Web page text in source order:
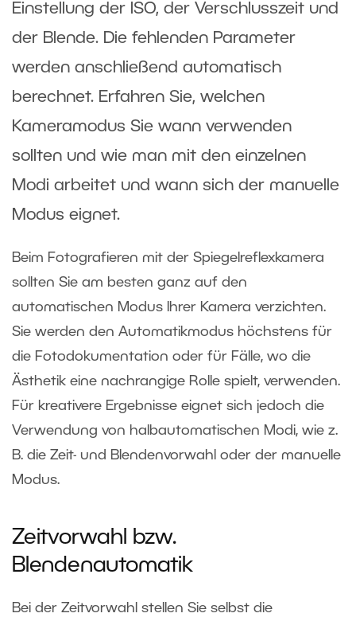
Einstellung der ISO, der Verschlusszeit und
der Blende. Die fehlenden Parameter
werden anschließend automatisch
berechnet. Erfahren Sie, welchen
Kameramodus Sie wann verwenden
sollten und wie man mit den einzelnen
Modi arbeitet und wann sich der manuelle
Modus eignet.
Beim Fotografieren mit der Spiegelreflexkamera
sollten Sie am besten ganz auf den
automatischen Modus Ihrer Kamera verzichten.
Sie werden den Automatikmodus höchstens für
die Fotodokumentation oder für Fälle, wo die
Ästhetik eine nachrangige Rolle spielt, verwenden.
Für kreativere Ergebnisse eignet sich jedoch die
Verwendung von halbautomatischen Modi, wie z.
B. die Zeit- und Blendenvorwahl oder der manuelle
Modus.
Zeitvorwahl bzw.
Blendenautomatik
Bei der Zeitvorwahl stellen Sie selbst die